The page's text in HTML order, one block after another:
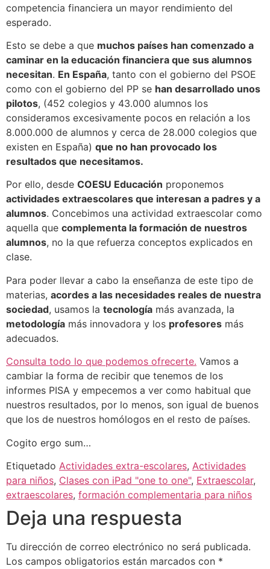
competencia financiera un mayor rendimiento del
esperado.
Esto se debe a que muchos países han comenzado a
caminar en la educación financiera que sus alumnos
necesitan. En España, tanto con el gobierno del PSOE
como con el gobierno del PP se han desarrollado unos
pilotos, (452 colegios y 43.000 alumnos los
consideramos excesivamente pocos en relación a los
8.000.000 de alumnos y cerca de 28.000 colegios que
existen en España) que no han provocado los
resultados que necesitamos.
Por ello, desde COESU Educación proponemos
actividades extraescolares que interesan a padres y a
alumnos. Concebimos una actividad extraescolar como
aquella que complementa la formación de nuestros
alumnos, no la que refuerza conceptos explicados en
clase.
Para poder llevar a cabo la enseñanza de este tipo de
materias, acordes a las necesidades reales de nuestra
sociedad, usamos la tecnología más avanzada, la
metodología más innovadora y los profesores más
adecuados.
Consulta todo lo que podemos ofrecerte. Vamos a
cambiar la forma de recibir que tenemos de los
informes PISA y empecemos a ver como habitual que
nuestros resultados, por lo menos, son igual de buenos
que los de nuestros homólogos en el resto de países.
Cogito ergo sum…
Etiquetado Actividades extra-escolares, Actividades
para niños, Clases con iPad "one to one", Extraescolar,
extraescolares, formación complementaria para niños
Deja una respuesta
Tu dirección de correo electrónico no será publicada.
Los campos obligatorios están marcados con *